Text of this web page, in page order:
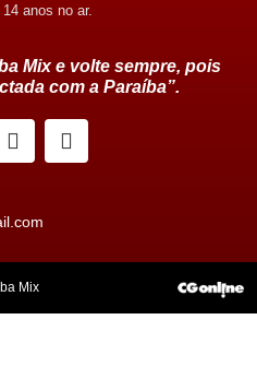
anos no ar.
Mix e volte sempre, pois
com a Paraíba”.
Mix